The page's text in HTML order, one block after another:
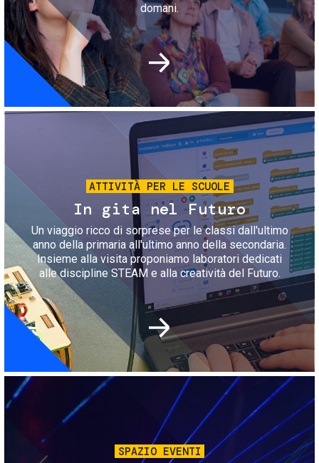
domani.
Immagine
ATTIVITÀ PER LE SCUOLE
In gita nel Futuro
Un viaggio ricco di sorprese per le classi dall'ultimo
anno della primaria all'ultimo anno della secondaria.
Insieme alla visita proponiamo laboratori dedicati
alle discipline STEAM e alla creatività del Futuro.
Immagine
SPAZIO EVENTI